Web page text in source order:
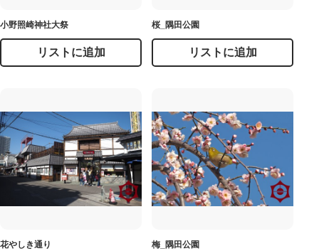
小野照崎神社大祭
リストに追加
桜_隅田公園
リストに追加
花やしき通り 梅_隅田公園